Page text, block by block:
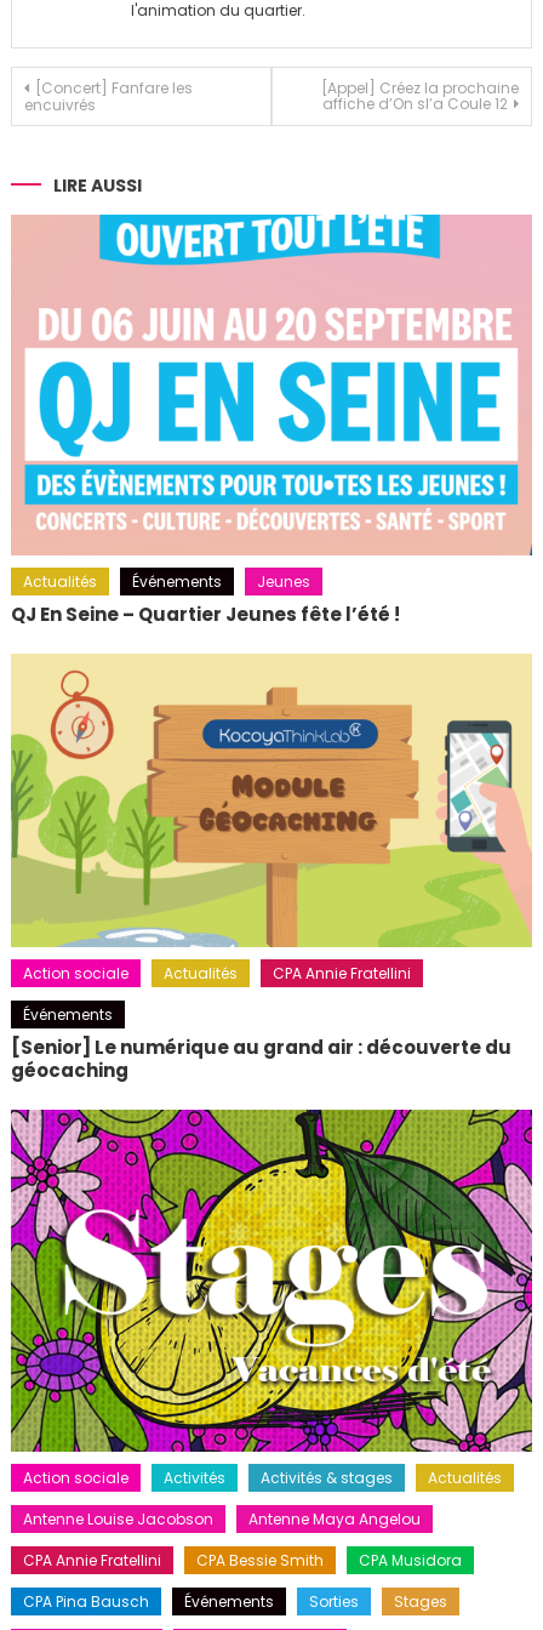
l'animation du quartier.
Navigation
de
l’article
[Concert] Fanfare les
encuivrés
[Appel] Créez la prochaine
affiche d’On sl’a Coule 12
LIRE AUSSI
Actualités Événements Jeunes
QJ En Seine – Quartier Jeunes fête l’été !
Action sociale Actualités
CPA Annie Fratellini
Événements
[Senior] Le numérique au grand air : découverte du
géocaching
Action sociale Activités Activités & stages
Actualités
Antenne Louise Jacobson
Antenne Maya Angelou
CPA Annie Fratellini
CPA Bessie Smith
CPA Musidora
CPA Pina Bausch
Événements Sorties
Stages